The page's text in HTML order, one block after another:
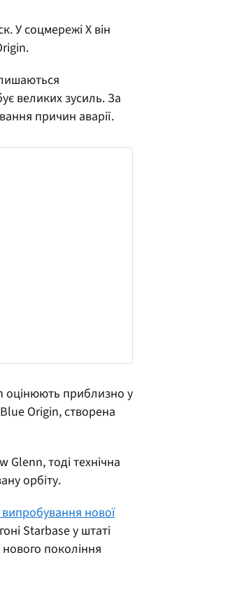
У соцмережі X він
великих зусиль. За
причин аварії.
оцінюють приблизно у
Origin, створена
Glenn, тоді технічна
орбіту.
випробування нової
Starbase у штаті
покоління